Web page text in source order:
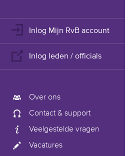
Inlog Mijn RvB account
Inlog leden / officials
Over ons
Contact & support
Veelgestelde vragen
Vacatures